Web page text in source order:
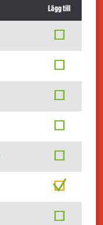
Lägg till